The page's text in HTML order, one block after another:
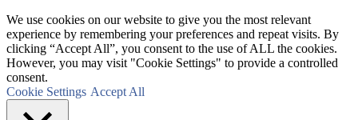
We use cookies on our website to give you the most relevant
experience by remembering your preferences and repeat visits. By
clicking “Accept All”, you consent to the use of ALL the cookies.
However, you may visit "Cookie Settings" to provide a controlled
consent.
Cookie Settings Accept All